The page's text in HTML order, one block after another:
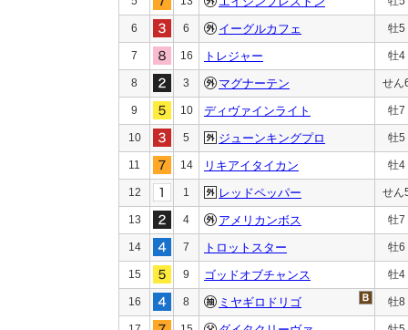
6 6 イーグルカフェ 牡5
7 16 トレジャー 牡4
8 3 マグナーテン せん
9 10 ディヴァインライト 牡7
10 5 ジューンキングプロ 牡5
11 14 リキアイタイカン 牡4
12 1 レッドペッパー せん
13 4 アメリカンボス 牡7
14 7 トロットスター 牡6
15 9 ゴッドオブチャンス 牡4
16 8 ミヤギロドリゴ 牡8